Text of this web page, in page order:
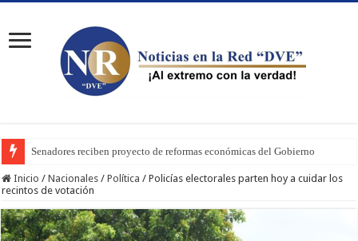
Senadores reciben proyecto de reformas económicas del Gobierno
Inicio / Nacionales / Política / Policías electorales parten hoy a cuidar los
recintos de votación